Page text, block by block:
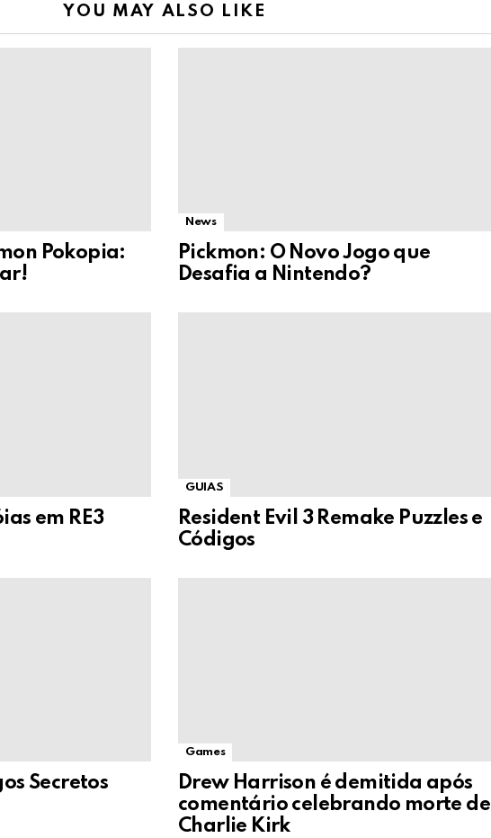
YOU MAY ALSO LIKE
Pokopia:
News
Pickmon: O Novo Jogo que
Desafia a Nintendo?
em RE3
GUIAS
Resident Evil 3 Remake Puzzles e
Códigos
Secretos
Games
Drew Harrison é demitida após
comentário celebrando morte de
Charlie Kirk